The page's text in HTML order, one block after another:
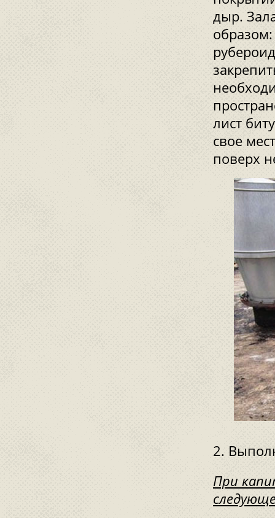
дыр.
лист
свое
поверх
При